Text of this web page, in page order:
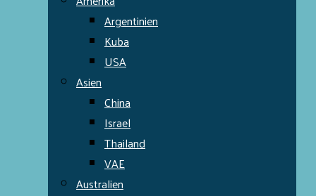
Argentinien
Kuba
USA
Asien
China
Israel
Thailand
VAE
Australien